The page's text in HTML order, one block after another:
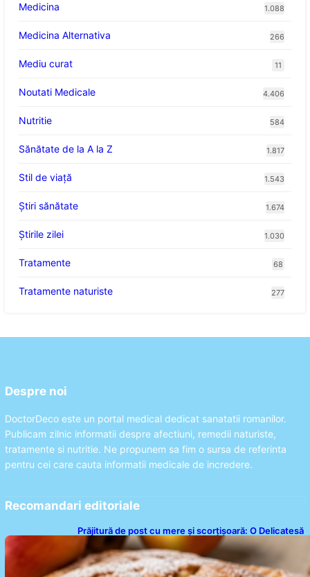
Medicina 1.088
Medicina Alternativa 266
Mediu curat 11
Noutati Medicale 4.406
Nutritie 584
Sănătate de la A la Z 1.817
Stil de viaţă 1.543
Ştiri sănătate 1.674
Știrile zilei 1.030
Tratamente 68
Tratamente naturiste 277
Despre noi
DoctorDeco este un portal medical dedicat sanatatii romanilor.
Publicam zilnic informatii despre afectiuni, remedii naturiste,
tratamente si nutritie. Ne propunem sa fim o sursa de referinta
pentru cei care cauta informatii medicale de incredere.
Recomandari editoriale
Prăjitură de post cu mere și scorțișoară: O Delicatesă
Dulce pentru Postul Adormirii Maicii Domnului